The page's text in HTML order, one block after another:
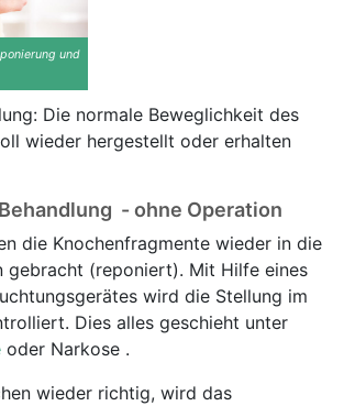
und
Die normale Beweglichkeit des
wieder hergestellt oder erhalten
- ohne Operation
die Knochenfragmente wieder in die
gebracht (reponiert). Mit Hilfe eines
wird die Stellung im
Dies alles geschieht unter
oder Narkose .
wieder richtig, wird das